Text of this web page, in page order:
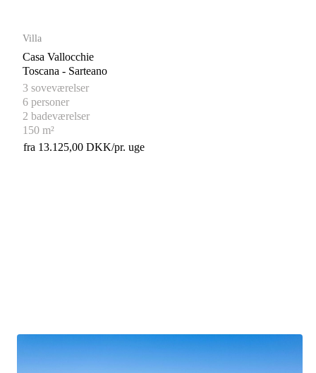
Villa
Casa Vallocchie
Toscana - Sarteano
3 soveværelser
6 personer
2 badeværelser
150 m²
fra 13.125,00 DKK/pr. uge